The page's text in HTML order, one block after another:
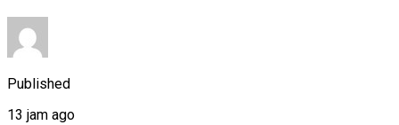
Published
13 jam ago